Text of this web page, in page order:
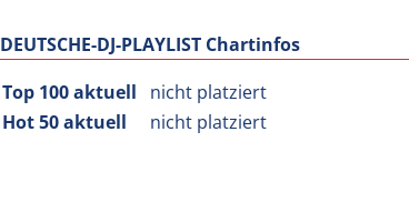
DEUTSCHE-DJ-PLAYLIST Chartinfos
Top 100 aktuell
nicht platziert
Hot 50 aktuell
nicht platziert